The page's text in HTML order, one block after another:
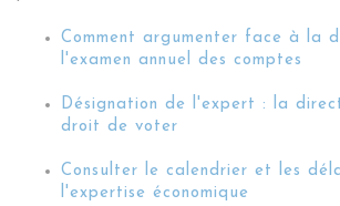
Comment argumenter face à la
l'examen annuel des comptes
Désignation de l'expert : la
droit de voter
Consulter le calendrier et les
l'expertise économique